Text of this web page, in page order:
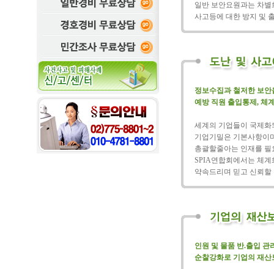
일반 보안요원과는 차
사고등에 대한 방지 및
정보수집과 철저한 보
예방 직원 출입통제, 체
세계의 기업들이 국제
기업기밀은 기본사항이
총괄할줄아는 인재를
SPIA연합회에서는 체
약속드리며 믿고 신뢰
인원 및 물품 반.출입 관
순찰강화로 기업의 재산